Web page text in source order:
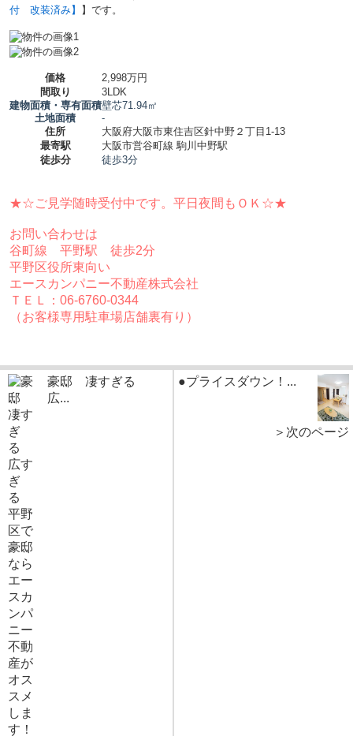
付 改装済み】
】です。
価格
2,998万円
間取り
3LDK
建物面積・専有面積壁芯71.94㎡
土地面積
-
住所
大阪府大阪市東住吉区針中野２丁目1-13
最寄駅
大阪市営谷町線 駒川中野駅
徒歩分
徒歩3分
★☆ご見学随時受付中です。平日夜間もＯＫ ☆★
お問い合わせは
谷町線 平野駅 徒歩2分
平野区役所東向い
エースカンパニー不動産株式会社
ＴＥＬ：06-6760-0344
（お客様専用駐車場店舗裏有り）
豪邸 凄すぎる
広...
●プライスダウン！...
＞次のページ